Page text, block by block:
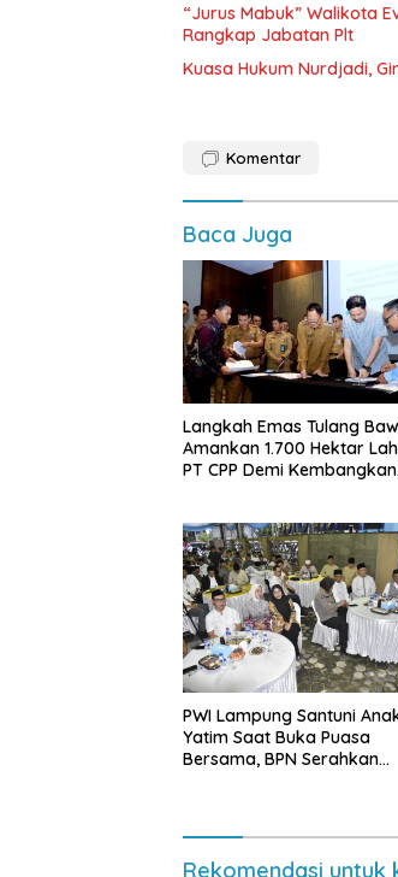
“Jurus Mabuk” Walikota
Rangkap Jabatan Plt
Kuasa Hukum Nurdjadi,
Komentar
Baca Juga
Langkah Emas Tulang
Amankan 1.700 Hektar
PT CPP Demi Kembangkan
PWI Lampung Santuni
Yatim Saat Buka Puasa
Bersama, BPN Serahkan
Rekomendasi untuk